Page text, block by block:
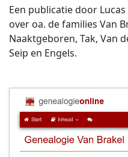
Een publicatie door
over oa. de families Van
Naaktgeboren, Tak, Van
Seip en Engels.